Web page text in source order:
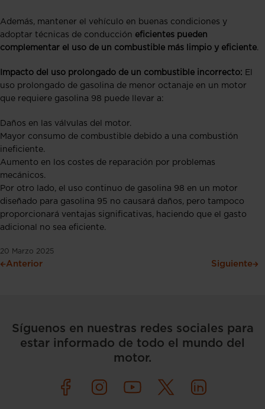
Además, mantener el vehículo en buenas condiciones y
adoptar técnicas de conducción eficientes pueden
complementar el uso de un combustible más limpio y eficiente.
Impacto del uso prolongado de un combustible incorrecto: El
uso prolongado de gasolina de menor octanaje en un motor
que requiere gasolina 98 puede llevar a:
Daños en las válvulas del motor.
Mayor consumo de combustible debido a una combustión
ineficiente.
Aumento en los costes de reparación por problemas
mecánicos.
Por otro lado, el uso continuo de gasolina 98 en un motor
diseñado para gasolina 95 no causará daños, pero tampoco
proporcionará ventajas significativas, haciendo que el gasto
adicional no sea eficiente.
20 Marzo 2025
Anterior Siguiente
Síguenos en nuestras redes sociales para
estar informado de todo el mundo del
motor.